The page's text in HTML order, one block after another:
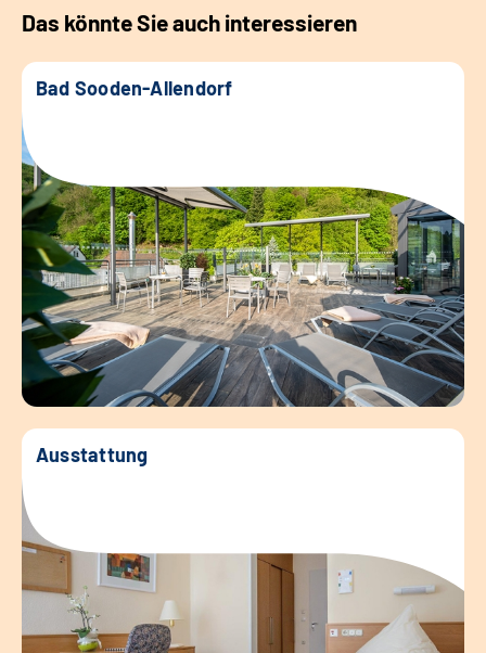
Das könnte Sie auch interessieren
Bad Sooden-Allendorf
Ausstattung